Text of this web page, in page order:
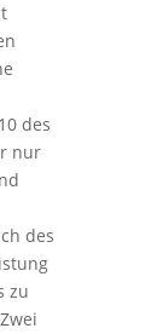
des
nur
des
zu